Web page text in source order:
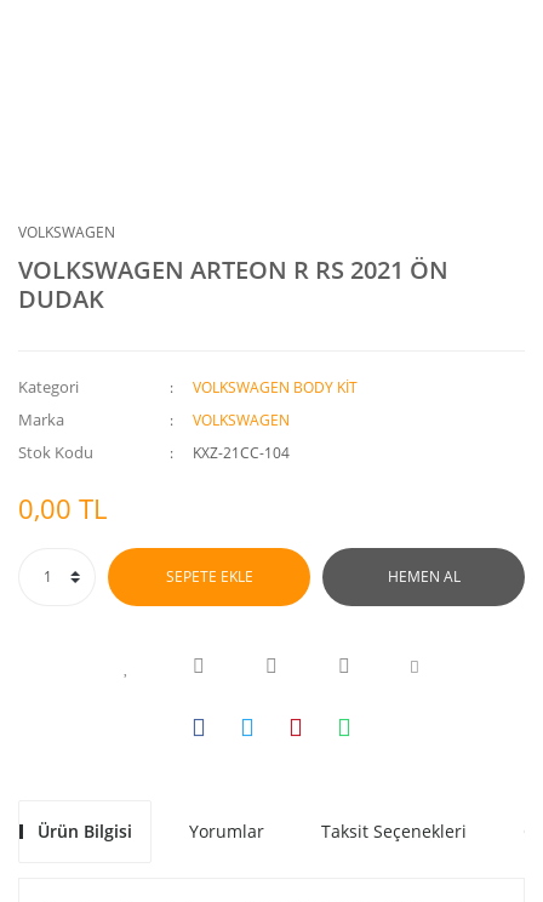
VOLKSWAGEN
VOLKSWAGEN ARTEON R RS 2021 ÖN
DUDAK
Kategori VOLKSWAGEN BODY KİT
Marka VOLKSWAGEN
Stok Kodu KXZ-21CC-104
0,00 TL
SEPETE EKLE HEMEN AL
Ürün Bilgisi Yorumlar Taksit Seçenekleri